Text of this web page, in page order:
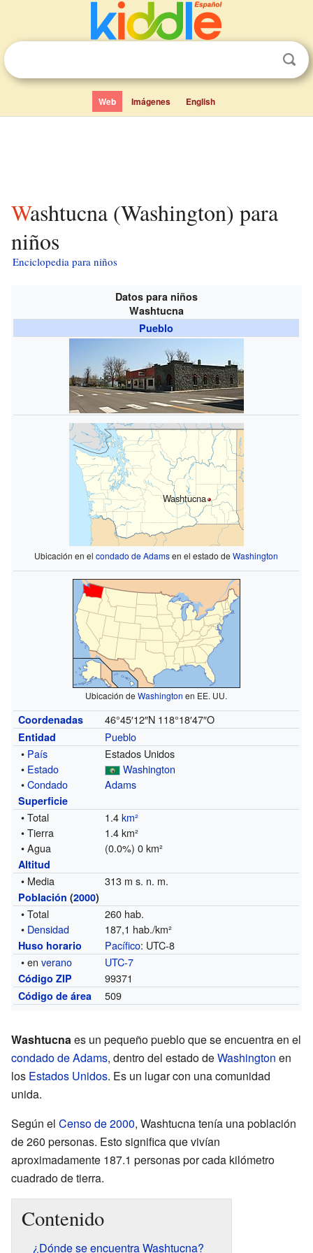
Web Imágenes English
Washtucna (Washington) para
niños
Enciclopedia para niños
Datos para niños
Washtucna
Pueblo
Washtucna
Ubicación en elcondado de Adamsen el estado deWashington
Ubicación deWashington en EE. UU.
Coordenadas 46°45′12″N 118°18′47″O
Entidad
Pueblo
• País
Estados Unidos
• Estado
Washington
•Condado Adams
Superficie
• Total 1.4km²
• Tierra
1.4 km²
• Agua
(0.0%) 0 km²
Altitud
• Media 313 m s. n. m.
Población (2000)
• Total
260 hab.
• Densidad 187,1 hab./km²
Huso horario Pacífico: UTC-8
• enverano UTC-7
Código ZIP 99371
Código de área 509
Washtucnaes un pequeño pueblo que se encuentra en el
condado de Adams, dentro del estado deWashington en
los Estados Unidos. Es un lugar con una comunidad
unida.
Según el Censo de 2000, Washtucna tenía una población
de 260 personas. Esto significa que vivían
aproximadamente 187.1 personas por cada kilómetro
cuadrado de tierra.
Contenido
¿Dónde se encuentra Washtucna?